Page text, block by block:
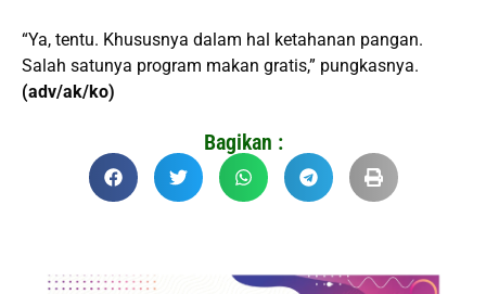
“Ya, tentu. Khususnya dalam hal ketahanan pangan.
Salah satunya program makan gratis,” pungkasnya.
(adv/ak/ko)
Bagikan :